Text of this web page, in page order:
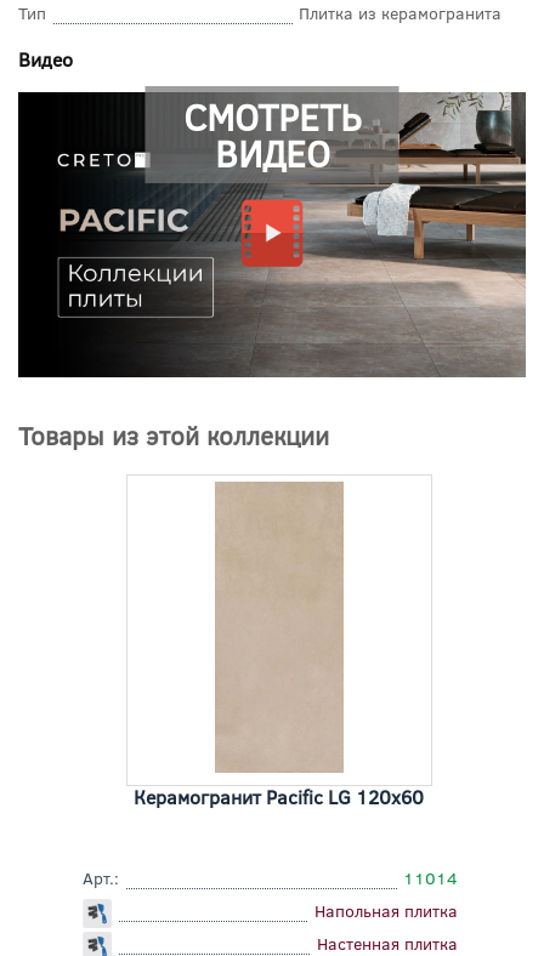
Тип
Плитка из керамогранита
Видео
СМОТРЕТЬ
ВИДЕО
Товары из этой коллекции
Керамогранит Pacific LG 120x60
Арт.:
11014
Напольная плитка
Настенная плитка